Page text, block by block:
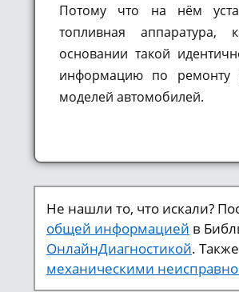
Потому что на нём
топливная
основании такой
информацию по ремонту
моделей автомобилей.
Не нашли то, что искали?
общей информацией в
ОнлайнДиагностикой.
механическими